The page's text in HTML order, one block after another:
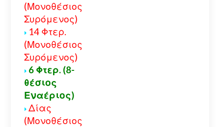
(Μονοθέσιος
Συρόμενος)
14 Φτερ.
(Μονοθέσιος
Συρόμενος)
6 Φτερ. (8-
θέσιος
Εναέριος)
Δίας
(Μονοθέσιος